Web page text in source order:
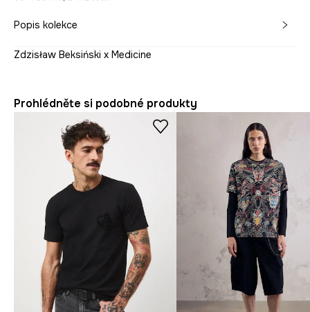
Popis kolekce
Zdzisław Beksiński x Medicine
Prohlédněte si podobné produkty